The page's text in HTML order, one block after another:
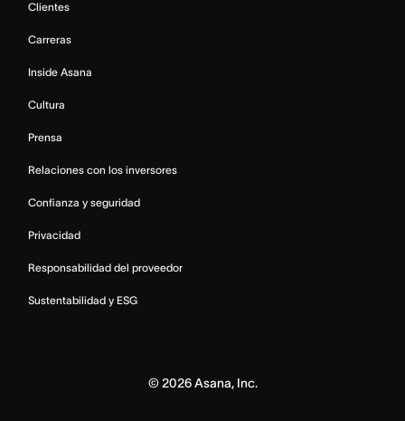
Clientes
Carreras
Inside Asana
Cultura
Prensa
Relaciones con los inversores
Confianza y seguridad
Privacidad
Responsabilidad del proveedor
Sustentabilidad y ESG
©2026Asana, Inc.